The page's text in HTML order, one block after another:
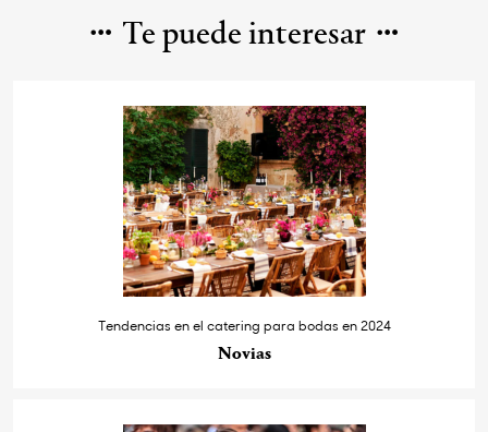
Te puede interesar
Tendencias en el catering para bodas en 2024
Novias